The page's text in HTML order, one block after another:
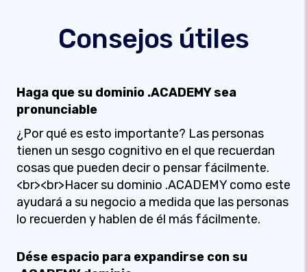
Consejos útiles
Haga que su dominio .ACADEMY sea
pronunciable
¿Por qué es esto importante? Las personas
tienen un sesgo cognitivo en el que recuerdan
cosas que pueden decir o pensar fácilmente.
<br><br>Hacer su dominio .ACADEMY como este
ayudará a su negocio a medida que las personas
lo recuerden y hablen de él más fácilmente.
Dése espacio para expandirse con su